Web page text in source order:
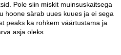
Pole siin miskit muinsuskaitsega
hoone särab uues kuues ja ei sega
peaks ka rohkem väärtustama ja
asja oleks.